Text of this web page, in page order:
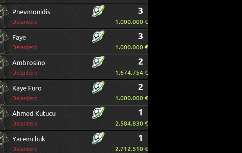
Pnevmonidis
Delantero
3
1.000.000 €
Faye
Delantero
3
1.000.000 €
Ambrosino
Delantero
2
1.674.754 €
Kaye Furo
Delantero
2
1.000.000 €
Ahmed Kutucu
Delantero
1
2.584.830 €
Yaremchuk
Delantero
1
2.712.510 €